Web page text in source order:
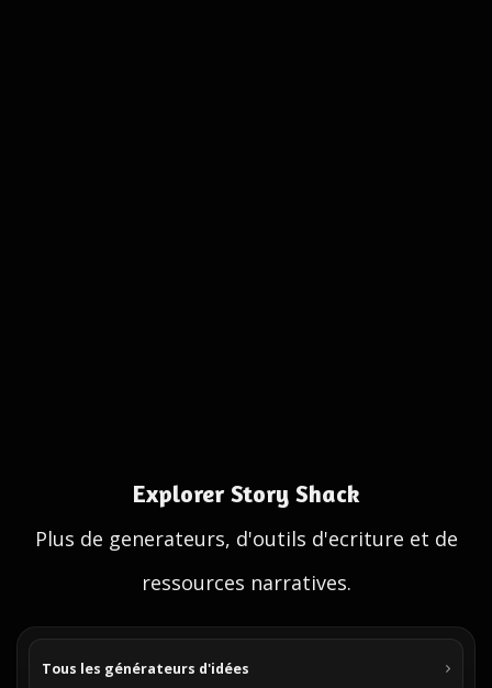
Explorer Story Shack
Plus de generateurs, d'outils d'ecriture et de
ressources narratives.
Tous les générateurs d'idées